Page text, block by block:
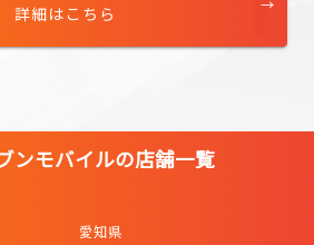
詳細はこちら
ンモバイルの店舗一覧
愛知県